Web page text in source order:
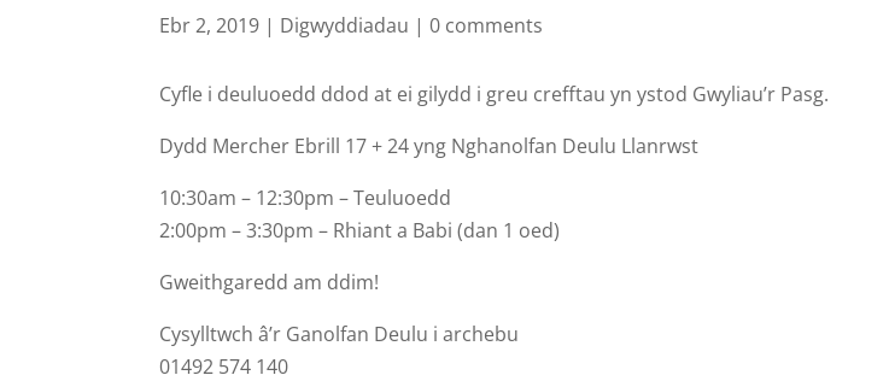
Ebr 2, 2019 | Digwyddiadau | 0 comments
Cyfle i deuluoedd ddod at ei gilydd i greu crefftau yn ystod Gwyliau’r Pasg.
Dydd Mercher Ebrill 17 + 24 yng Nghanolfan Deulu Llanrwst
10:30am – 12:30pm – Teuluoedd
2:00pm – 3:30pm – Rhiant a Babi (dan 1 oed)
Gweithgaredd am ddim!
Cysylltwch â’r Ganolfan Deulu i archebu
01492 574 140